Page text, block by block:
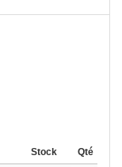
Stock Qté